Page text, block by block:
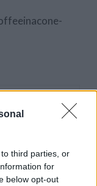
third parties, or
for
below opt-out
intímneho zblíženia